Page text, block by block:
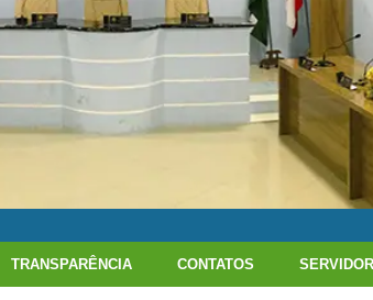
TRANSPARÊNCIA CONTATOS